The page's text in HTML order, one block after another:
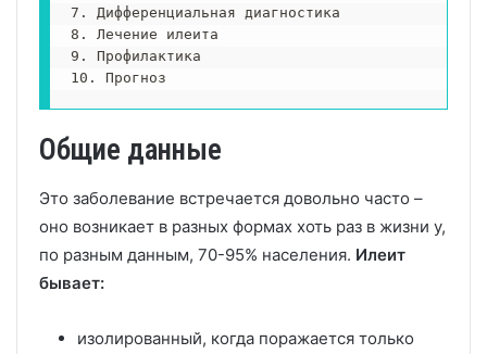
7. Дифференциальная диагностика
8. Лечение илеита
9. Профилактика
Общие данные
Это заболевание встречается довольно часто –
оно возникает в разных формах хоть раз в жизни у,
по разным данным, 70-95% населения. Илеит
бывает:
изолированный, когда поражается только